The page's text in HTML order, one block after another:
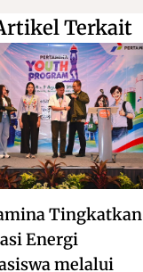
Tingkatkan
Energi
melalui
Terkait